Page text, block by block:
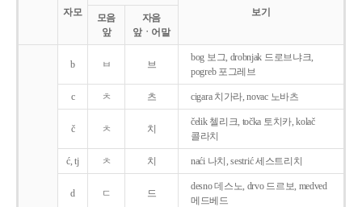
자모
보기
모음
앞
자음
앞ㆍ어말
b ㅂ 브
bog 보그, drobnjak 드로브냐크,
pogreb 포그레브
c ㅊ 츠 cigara 치가라, novac 노바츠
č ㅊ 치
čelik 첼리크, točka 토치카, kolač
콜라치
ć, tj ㅊ 치 naći 나치, sestrić 세스트리치
d ㄷ 드
desno 데스노, drvo 드르보, medved
메드베드